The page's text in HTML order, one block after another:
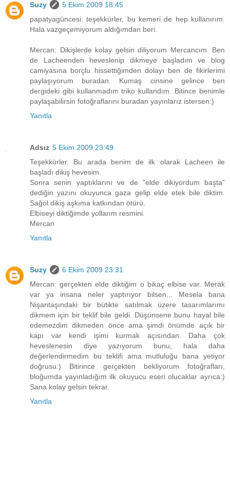
Suzy
5 Ekim 2009 18:45
papatyagüncesi: teşekkürler, bu kemeri de hep kullanırım.
Hala vazgeçemiyorum aldığımdan beri.
Mercan: Dikişlerde kolay gelsin diliyorum Mercancım. Ben
de Lacheenden heveslenip dikmeye başladım ve blog
camiyasına borçlu hissettiğimden dolayı ben de fikirlerimi
paylaşıyorum buradan. Kumaş cinsine gelince ben
dergideki gibi kullanmadım triko kullandım. Bitince benimle
paylaşabilirsin fotoğraflarını buradan yayınlarız istersen:)
Yanıtla
Adsız 5 Ekim 2009 23:49
Teşekkürler. Bu arada benim de ilk olarak Lacheen ile
başladı dikiş hevesim.
Sonra senin yaptıklarını ve de "elde dikiyordum başta"
dediğin yazını okuyunca gaza gelip elde etek bile diktim.
Sağol dikiş aşkıma katkından ötürü.
Elbiseyi diktiğimde yollarım resmini.
Mercan
Yanıtla
Suzy
6 Ekim 2009 23:31
Mercan: gerçekten elde diktiğim o bikaç elbise var. Merak
var ya insana neler yaptırıyor bilsen... Mesela bana
Nişantaşındaki bir bütikte satılmak üzere tasarımlarımı
dikmem için bir teklif bile geldi. Düşünsene bunu hayal bile
edemezdim dikmeden önce ama şimdi önümde açık bir
kapı var kendi işimi kurmak açısından. Daha çok
heveslenesin diye yazıyorum bunu, hala daha
değerlendirmedim bu teklifi ama mutluluğu bana yetiyor
doğrusu:) Bitirince gerçekten bekliyorum fotoğrafları,
bloğumda yayınladığım ilk okuyucu eseri olucaklar ayrıca:)
Sana kolay gelsin tekrar.
Yanıtla